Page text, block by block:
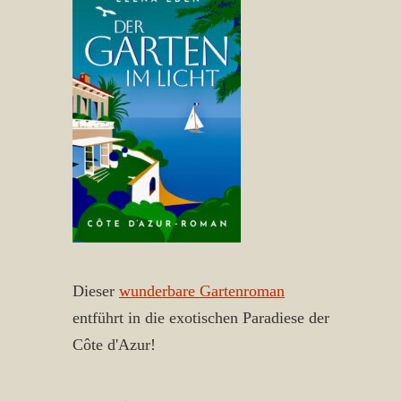
Dieser wunderbare Gartenroman
entführt in die exotischen Paradiese der
Côte d'Azur!